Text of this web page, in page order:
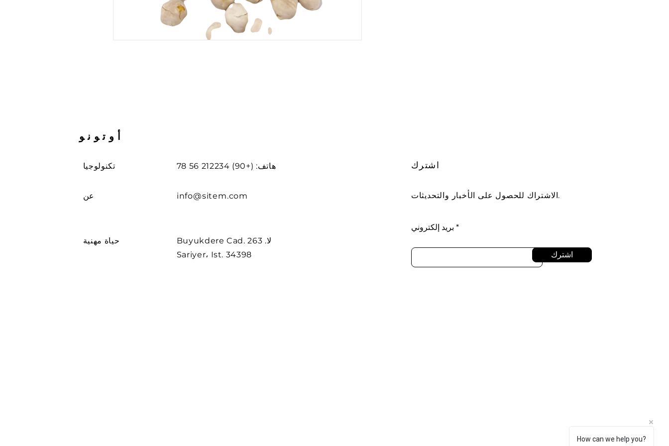
أوتونو
تكنولوجيا هاتف: (+90) 212234 56 78
عن info@sitem.com
حياة مهنية
Buyukdere Cad. لا. 263
Sariyer، Ist. 34398
اشترك
الاشتراك للحصول على الأخبار والتحديثات.
بريد إلكتروني
اشترك
How can we help you?